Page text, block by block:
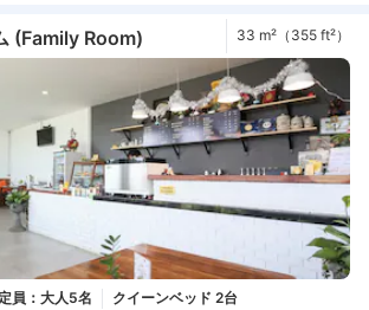
(Family Room) 33 m²（355 ft²）
定員：大人5名 クイーンベッド 2台